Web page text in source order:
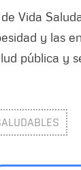
Vida
y las
pública y